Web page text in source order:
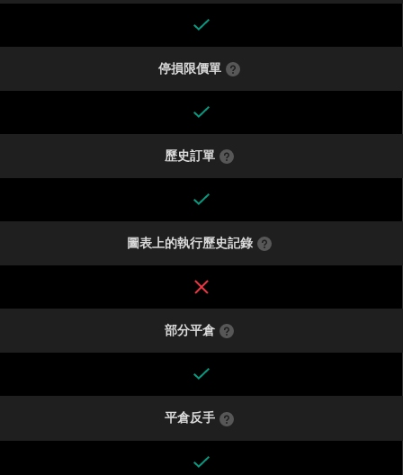
停損限價單
歷史訂單
圖表上的執行歷史記錄
部分平倉
平倉反手